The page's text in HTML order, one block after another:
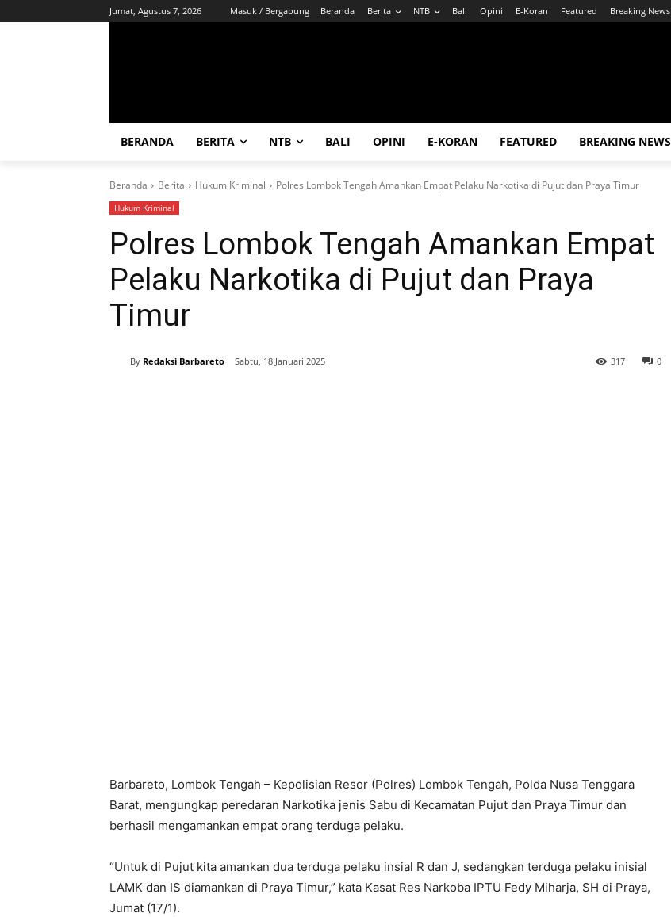
Jumat, Agustus 7, 2026 Masuk / Bergabung Beranda Berita NTB Bali Opini E-Koran Featured Breaking News
BERANDA BERITA NTB BALI OPINI E-KORAN FEATURED BREAKING NEWS
Beranda Berita Hukum Kriminal Polres Lombok Tengah Amankan Empat Pelaku Narkotika di Pujut dan Praya Timur
Hukum Kriminal
Polres Lombok Tengah Amankan Empat
Pelaku Narkotika di Pujut dan Praya
Timur
By Redaksi Barbareto Sabtu, 18 Januari 2025 0
317
Barbareto, Lombok Tengah – Kepolisian Resor (Polres) Lombok Tengah, Polda Nusa Tenggara
Barat, mengungkap peredaran Narkotika jenis Sabu di Kecamatan Pujut dan Praya Timur dan
berhasil mengamankan empat orang terduga pelaku.
“Untuk di Pujut kita amankan dua terduga pelaku insial R dan J, sedangkan terduga pelaku inisial
LAMK dan IS diamankan di Praya Timur,” kata Kasat Res Narkoba IPTU Fedy Miharja, SH di Praya,
Jumat (17/1).